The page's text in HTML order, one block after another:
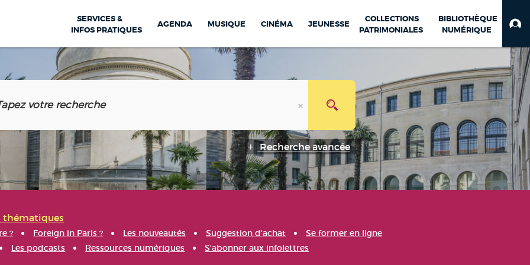
SERVICES &
INFOS PRATIQUES
AGENDA MUSIQUE CINÉMA JEUNESSE
COLLECTIONS
PATRIMONIALES
BIBLIOTHÈQUE
NUMÉRIQUE
Recherche avancée
thématiques
? Foreign in Paris ? Les nouveautés Suggestion d'achat
Se former en ligne
Les podcasts Ressources numériques S'abonner aux infolettres